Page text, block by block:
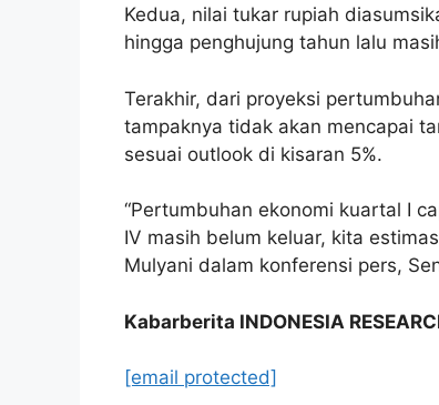
Kedua, nilai tukar rupiah
hingga penghujung tahun lalu
Terakhir, dari proyeksi
tampaknya tidak akan mencapai
sesuai outlook di kisaran 5%.
“Pertumbuhan ekonomi kuartal I
IV masih belum keluar, kita
Mulyani dalam konferensi pers,
Kabarberita INDONESIA
[email protected]